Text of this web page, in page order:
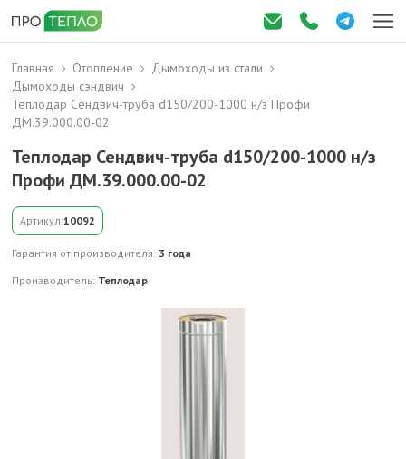
Главная Отопление
Дымоходы из стали
Дымоходы сэндвич
Теплодар Сендвич-труба d150/200-1000 н/з Профи
ДМ.39.000.00-02
Теплодар Сендвич-труба d150/200-1000 н/з
Профи ДМ.39.000.00-02
Артикул:10092
Гарантия от производителя: 3 года
Производитель: Теплодар